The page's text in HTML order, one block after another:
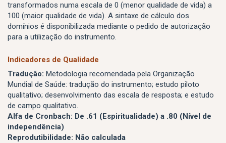
transformados numa escala de 0 (menor qualidade de vida) a
100 (maior qualidade de vida). A sintaxe de cálculo dos
domínios é disponibilizada mediante o pedido de autorização
para a utilização do instrumento.
Indicadores de Qualidade
Tradução: Metodologia recomendada pela Organização
Mundial de Saúde: tradução do instrumento; estudo piloto
qualitativo; desenvolvimento das escala de resposta; e estudo
de campo qualitativo.
Alfa de Cronbach: De .61 (Espiritualidade) a .80 (Nível de
independência)
Reprodutibilidade: Não calculada